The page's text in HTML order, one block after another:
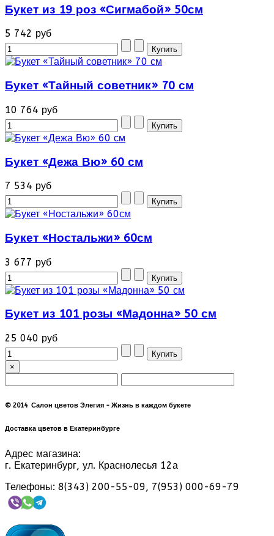
Букет из 19 роз «Сигмабой» 50см
5 742 руб
Букет «Тайный советник» 70 см
10 764 руб
Букет «Дежа Вю» 60 см
7 534 руб
Букет «Ностальжи» 60см
3 677 руб
Букет из 101 розы «Мадонна» 50 см
25 040 руб
×
© 2014 Салон цветов Элегия - Жизнь в каждом букете
Доставка цветов в Екатеринбурге
Адрес магазина:
г. Екатеринбург, ул. Краснолесья 12а
Телефоны: 8(343) 200-55-09, 7(953) 000-69-79